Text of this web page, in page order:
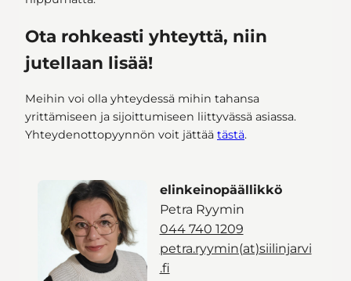
Ota rohkeasti yhteyttä, niin
jutellaan lisää!
Meihin voi olla yhteydessä mihin tahansa
yrittämiseen ja sijoittumiseen liittyvässä asiassa.
Yhteydenottopyynnön voit jättää tästä.
elinkeinopäällikkö
Petra Ryymin
044 740 1209
petra.ryymin(at)siilinjarvi
.fi